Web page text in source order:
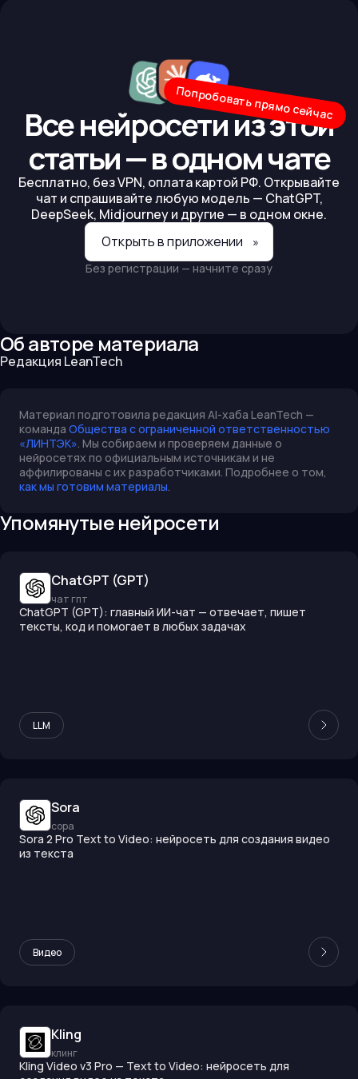
Все нейросети из этой
статьи — в одном чате
Попробовать прямо сейчас
Бесплатно, без VPN, оплата картой РФ. Открывайте
чат и спрашивайте любую модель — ChatGPT,
DeepSeek, Midjourney и другие — в одном окне.
Открыть в приложении
»
Без регистрации — начните сразу
Об авторе материала
Редакция LeanTech
Материал подготовила редакция AI-хаба LeanTech —
команда Общества с ограниченной ответственностью
«ЛИНТЭК». Мы собираем и проверяем данные о
нейросетях по официальным источникам и не
аффилированы с их разработчиками. Подробнее о том,
как мы готовим материалы.
Упомянутые нейросети
ChatGPT (GPT)
чат гпт
ChatGPT (GPT): главный ИИ-чат — отвечает, пишет
тексты, код и помогает в любых задачах
LLM
Sora
сора
Sora 2 Pro Text to Video: нейросеть для создания видео
из текста
Видео
Kling
клинг
Kling Video v3 Pro — Text to Video: нейросеть для